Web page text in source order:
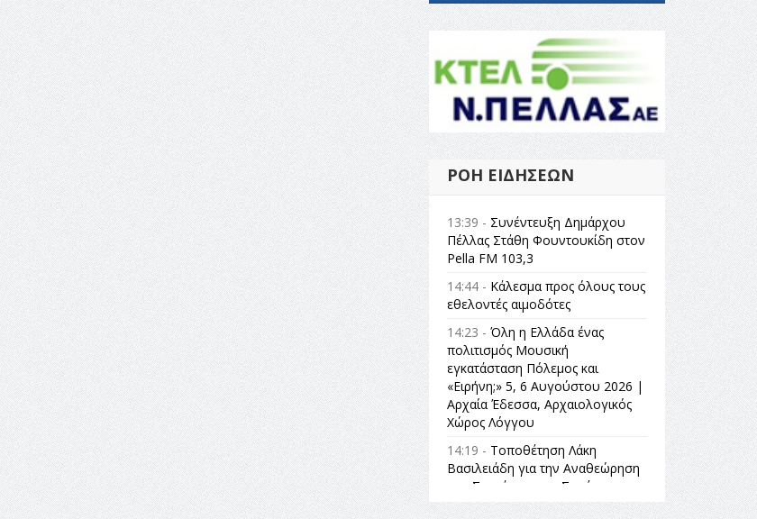
ΡΟΉ ΕΙΔΉΣΕΩΝ
13:39 - Συνέντευξη Δημάρχου
Πέλλας Στάθη Φουντουκίδη στον
Pella FM 103,3
14:44 - Κάλεσμα προς όλους τους
εθελοντές αιμοδότες
14:23 - Όλη η Ελλάδα ένας
πολιτισμός Μουσική
εγκατάσταση Πόλεμος και
«Ειρήνη;» 5, 6 Αυγούστου 2026 |
Αρχαία Έδεσσα, Αρχαιολογικός
Χώρος Λόγγου
14:19 - Τοποθέτηση Λάκη
Βασιλειάδη για την Αναθεώρηση
του Συντάγματος: «Σε τέτοιες
κορυφαίες θεσμικές διαδικασίες